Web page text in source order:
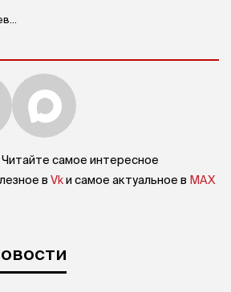
самое интересное
в Vkи самое актуальное в MAX